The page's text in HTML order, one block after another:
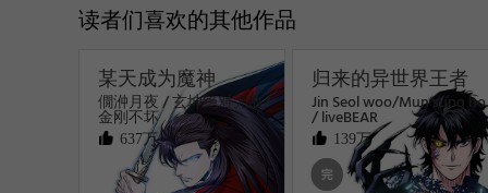
读者们喜欢的其他作品
某天成为魔神
僩㳞月夜 / 玄坤绝对无敌/
金刚不坏
637万
归来的异世界王者
Jin Seol woo/Mun sung ho
/ liveBEAR
139万